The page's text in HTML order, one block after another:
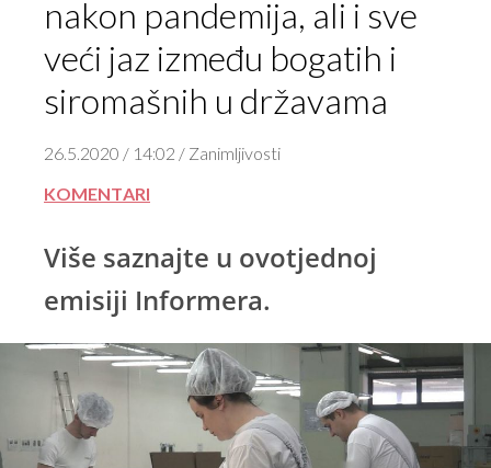
nakon pandemija, ali i sve
veći jaz između bogatih i
siromašnih u državama
26.5.2020 / 14:02 / Zanimljivosti
KOMENTARI
Više saznajte u ovotjednoj
emisiji Informera.